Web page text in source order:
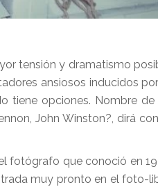
tensión y dramatismo
ansiosos inducidos
tiene opciones. Nombre de
John Winston?, dirá
fotógrafo que conoció en
muy pronto en el foto-